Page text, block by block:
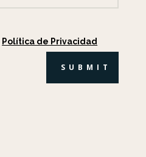
Política de Privacidad
SUBMIT